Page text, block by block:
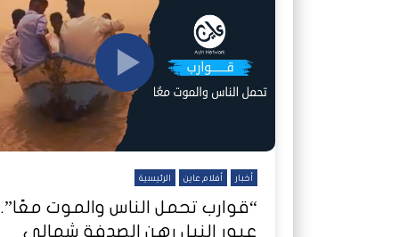
شاهد لاحقاً
عملتان وتطبيق مصرفي واحد.. كيف
تشظى النظام المصرفي في حرب
تصدر
ديون
شاهد لاحقاً
عملتان وتطبيق مصرفي واحد.. كيف
تشظى النظام المصرفي في حرب
هجمات
على
أخبار أفلام عاين الرئيسية
“قوارب تحمل الناس والموت
عبور النيل رهن الصدفة شمالي